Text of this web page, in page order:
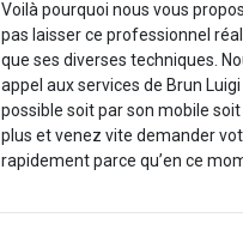
Voilà pourquoi nous vous
pas laisser ce professionnel
que ses diverses techniques.
appel aux services de Brun
possible soit par son mobile
plus et venez vite demander
rapidement parce qu’en ce